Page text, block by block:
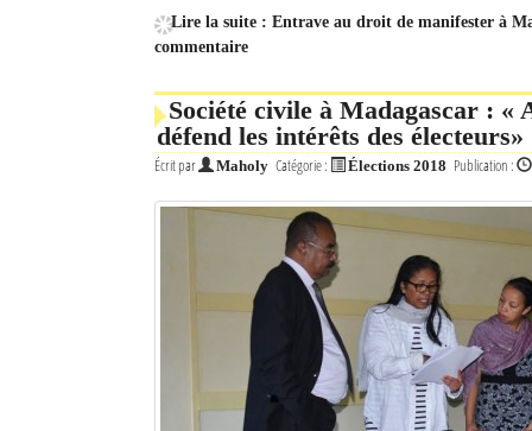
Lire la suite : Entrave au droit de manifester à
commentaire
Société civile à Madagascar :
défend les intérêts des électeurs»
Écrit par Maholy Catégorie : Élections 2018 Publication :